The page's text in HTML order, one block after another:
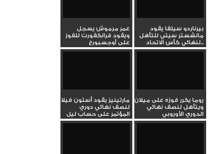
بيرناردو سيلفا يقود
مانشستر سيتي للتأهل
لنهائي كأس الاتحاد...
عمر مرموش يسجل
ويقود فرانكفورت للفوز
على أوجسبورج
روما يكرر فوزه على ميلان
ويتأهل لنصف نهائي
الدوري الأوروبي
مارتينيز يقود أستون فيلا
لنصف نهائي دوري
المؤتمر على حساب ليل